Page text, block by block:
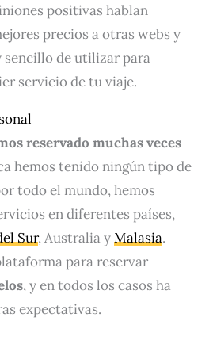
positivas hablan
precios a otras webs y
sencillo de utilizar para
servicio de tu viaje.
reservado muchas veces
hemos tenido ningún tipo de
todo el mundo, hemos
en diferentes países,
Sur, Australia yMalasia.
para reservar
, y en todos los casos ha
expectativas.